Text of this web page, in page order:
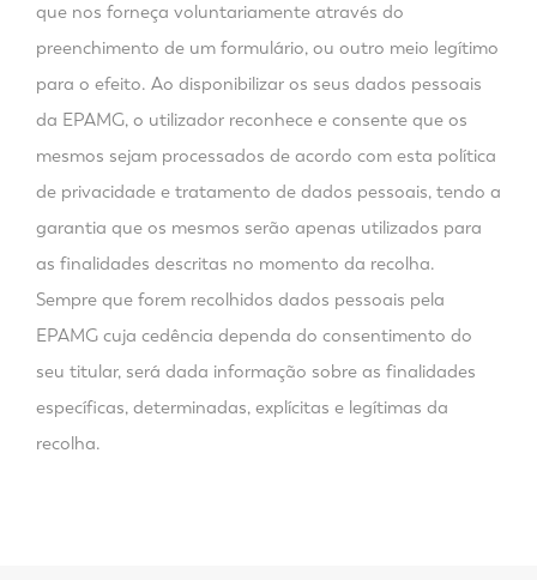
que nos forneça voluntariamente através do
preenchimento de um formulário, ou outro meio legítimo
para o efeito. Ao disponibilizar os seus dados pessoais
da EPAMG, o utilizador reconhece e consente que os
mesmos sejam processados de acordo com esta política
de privacidade e tratamento de dados pessoais, tendo a
garantia que os mesmos serão apenas utilizados para
as finalidades descritas no momento da recolha.
Sempre que forem recolhidos dados pessoais pela
EPAMG cuja cedência dependa do consentimento do
seu titular, será dada informação sobre as finalidades
específicas, determinadas, explícitas e legítimas da
recolha.